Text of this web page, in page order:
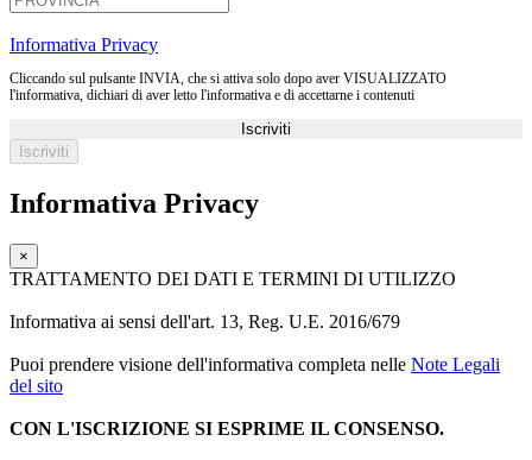
Informativa Privacy
Cliccando sul pulsante INVIA, che si attiva solo dopo aver VISUALIZZATO
l'informativa, dichiari di aver letto l'informativa e di accettarne i contenuti
Iscriviti
Informativa Privacy
×
TRATTAMENTO DEI DATI E TERMINI DI UTILIZZO
Informativa ai sensi dell'art. 13, Reg. U.E. 2016/679
Puoi prendere visione dell'informativa completa nelle Note Legali
del sito
CON L'ISCRIZIONE SI ESPRIME IL CONSENSO.